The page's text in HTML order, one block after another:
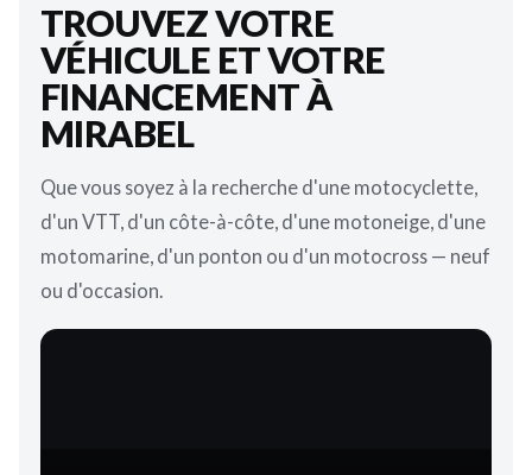
TROUVEZ VOTRE
VÉHICULE ET VOTRE
FINANCEMENT À
MIRABEL
Que vous soyez à la recherche d'une motocyclette,
d'un VTT, d'un côte-à-côte, d'une motoneige, d'une
motomarine, d'un ponton ou d'un motocross — neuf
ou d'occasion.